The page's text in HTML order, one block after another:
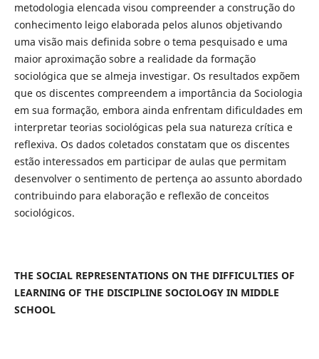
metodologia elencada visou compreender a construção do
conhecimento leigo elaborada pelos alunos objetivando
uma visão mais definida sobre o tema pesquisado e uma
maior aproximação sobre a realidade da formação
sociológica que se almeja investigar. Os resultados expõem
que os discentes compreendem a importância da Sociologia
em sua formação, embora ainda enfrentam dificuldades em
interpretar teorias sociológicas pela sua natureza crítica e
reflexiva. Os dados coletados constatam que os discentes
estão interessados em participar de aulas que permitam
desenvolver o sentimento de pertença ao assunto abordado
contribuindo para elaboração e reflexão de conceitos
sociológicos.
THE SOCIAL REPRESENTATIONS ON THE DIFFICULTIES OF
LEARNING OF THE DISCIPLINE SOCIOLOGY IN MIDDLE
SCHOOL